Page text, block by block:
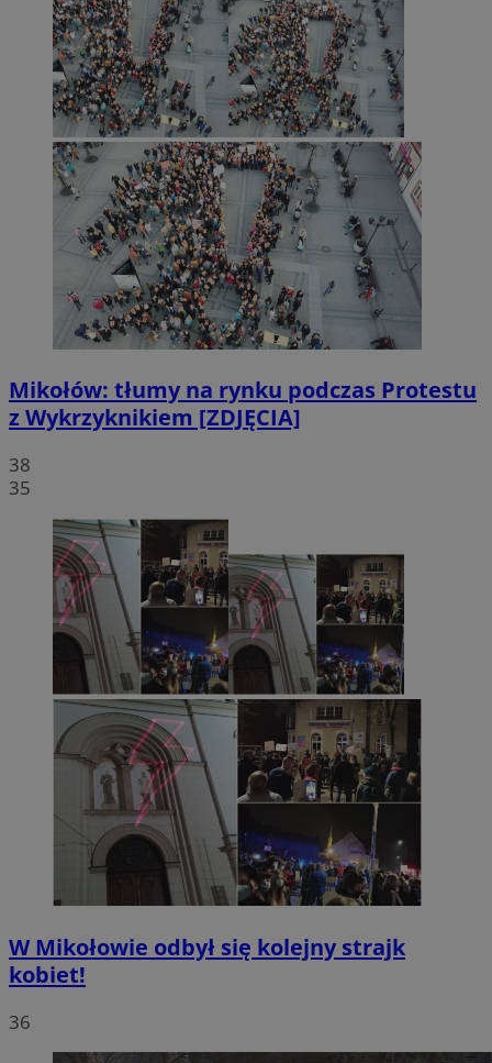
Mikołów: tłumy na rynku podczas Protestu
z Wykrzyknikiem [ZDJĘCIA]
38
35
W Mikołowie odbył się kolejny strajk
kobiet!
36